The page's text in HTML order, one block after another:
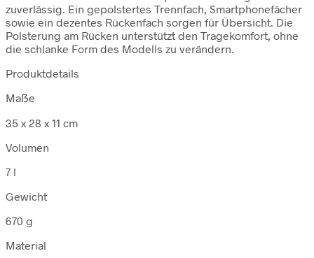
zuverlässig. Ein gepolstertes Trennfach, Smartphonefächer
sowie ein dezentes Rückenfach sorgen für Übersicht. Die
Polsterung am Rücken unterstützt den Tragekomfort, ohne
die schlanke Form des Modells zu verändern.
Produktdetails
Maẞe
35 x 28 x 11 cm
Volumen
7 l
Gewicht
670 g
Material